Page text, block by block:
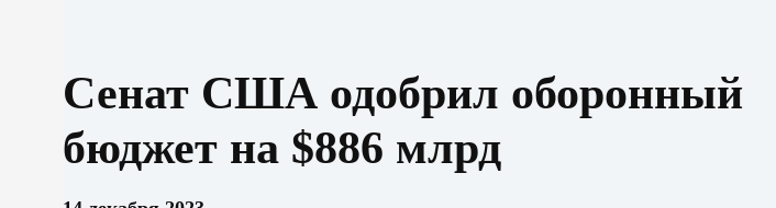
Сенат США одобрил оборонный
бюджет на $886 млрд